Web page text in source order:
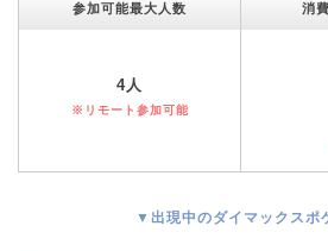
参加可能最大人数 消
4人
※リモート参加可能
▼出現中のダイマックスポ